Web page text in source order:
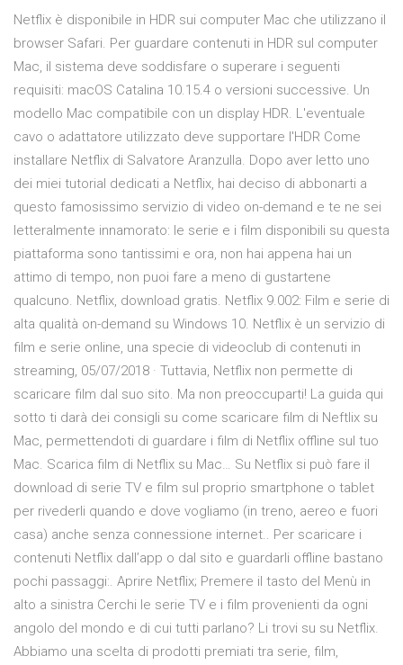
Netflix è disponibile in HDR sui computer Mac che utilizzano il
browser Safari. Per guardare contenuti in HDR sul computer
Mac, il sistema deve soddisfare o superare i seguenti
requisiti: macOS Catalina 10.15.4 o versioni successive. Un
modello Mac compatibile con un display HDR. L'eventuale
cavo o adattatore utilizzato deve supportare l'HDR Come
installare Netflix di Salvatore Aranzulla. Dopo aver letto uno
dei miei tutorial dedicati a Netflix, hai deciso di abbonarti a
questo famosissimo servizio di video on-demand e te ne sei
letteralmente innamorato: le serie e i film disponibili su questa
piattaforma sono tantissimi e ora, non hai appena hai un
attimo di tempo, non puoi fare a meno di gustartene
qualcuno. Netflix, download gratis. Netflix 9.002: Film e serie di
alta qualità on-demand su Windows 10. Netflix è un servizio di
film e serie online, una specie di videoclub di contenuti in
streaming, 05/07/2018 · Tuttavia, Netflix non permette di
scaricare film dal suo sito. Ma non preoccuparti! La guida qui
sotto ti darà dei consigli su come scaricare film di Neftlix su
Mac, permettendoti di guardare i film di Netflix offline sul tuo
Mac. Scarica film di Netflix su Mac… Su Netflix si può fare il
download di serie TV e film sul proprio smartphone o tablet
per rivederli quando e dove vogliamo (in treno, aereo e fuori
casa) anche senza connessione internet.. Per scaricare i
contenuti Netflix dall’app o dal sito e guardarli offline bastano
pochi passaggi:. Aprire Netflix; Premere il tasto del Menù in
alto a sinistra Cerchi le serie TV e i film provenienti da ogni
angolo del mondo e di cui tutti parlano? Li trovi su su Netflix.
Abbiamo una scelta di prodotti premiati tra serie, film,